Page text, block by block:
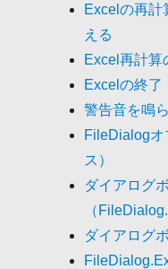
Excelの再計
える
Excel再計算
Excelの終了
警告音を鳴
FileDialogオ
ス）
ダイアログ
（
ダイアログ